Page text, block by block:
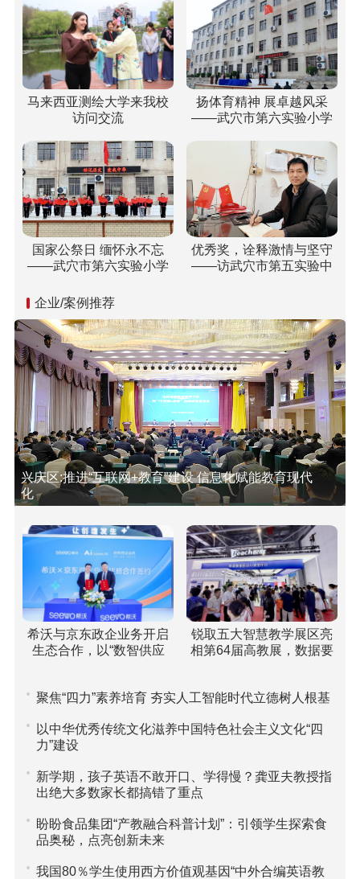
马来西亚测绘大学来我校
访问交流
扬体育精神 展卓越风采
——武穴市第六实验小学
园！
国家公祭日 缅怀永不忘
——武穴市第六实验小学
优秀奖，诠释激情与坚守
——访武穴市第五实验中
企业/案例推荐
兴庆区:推进“互联网+教育”建设 信息化赋能教育现代
化
希沃与京东政企业务开启
生态合作，以“数智供应
锐取五大智慧教学展区亮
相第64届高教展，数据要
聚焦“四力”素养培育 夯实人工智能时代立德树人根基
以中华优秀传统文化滋养中国特色社会主义文化“四
力”建设
新学期，孩子英语不敢开口、学得慢？龚亚夫教授指
出绝大多数家长都搞错了重点
盼盼食品集团“产教融合科普计划”：引领学生探索食
品奥秘，点亮创新未来
我国80％学生使用西方价值观基因“中外合编英语教